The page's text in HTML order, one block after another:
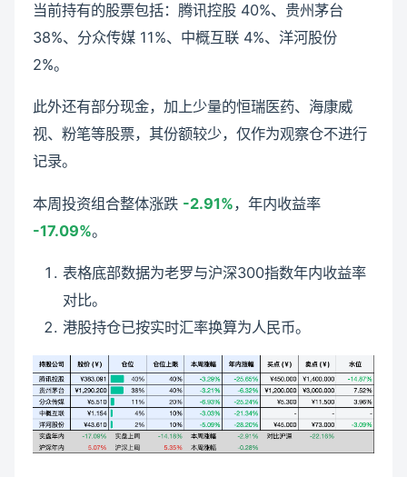
当前持有的股票包括：腾讯控股 40%、贵州茅台
38%、分众传媒 11%、中概互联 4%、洋河股份
2%。
此外还有部分现金，加上少量的恒瑞医药、海康威
视、粉笔等股票，其份额较少，仅作为观察仓不进行
记录。
本周投资组合整体涨跌 -2.91% ，年内收益率
-17.09%。
表格底部数据为老罗与沪深300指数年内收益率
对比。
港股持仓已按实时汇率换算为人民币。